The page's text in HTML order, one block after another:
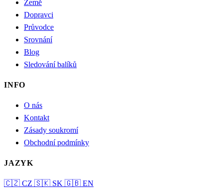
Země
Dopravci
Průvodce
Srovnání
Blog
Sledování balíků
INFO
O nás
Kontakt
Zásady soukromí
Obchodní podmínky
JAZYK
🇨🇿 CZ 🇸🇰 SK 🇬🇧 EN